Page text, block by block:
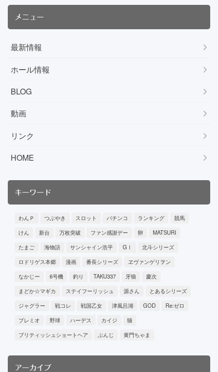
メニュー
最新情報
ホール情報
BLOG
動画
リンク
HOME
キーワード
わんＰ つぶやき スロット パチンコ ランキング
競馬
けん
新台 万枚突破 ファン感謝デー 卵
MATSURI
たまご
海物語 サンシャイン浩平 GⅠ
北斗シリーズ
ロドリゲス本郷
漫画 番長シリーズ
ヱヴァンゲリヲン
なかじー
6号機 釣り TAKU337 牙狼
慶次
まどか☆マギカ
ステイフーリッシュ 源さん
とあるシリーズ
ジャグラー
戦コレ 戦国乙女 津風呂湖 GOD
Re:ゼロ
プレミオ
野球 ハーデス カイジ
猫
ブリティッシュショートヘア
ぶんじ 黄門ちゃま
アーカイブ